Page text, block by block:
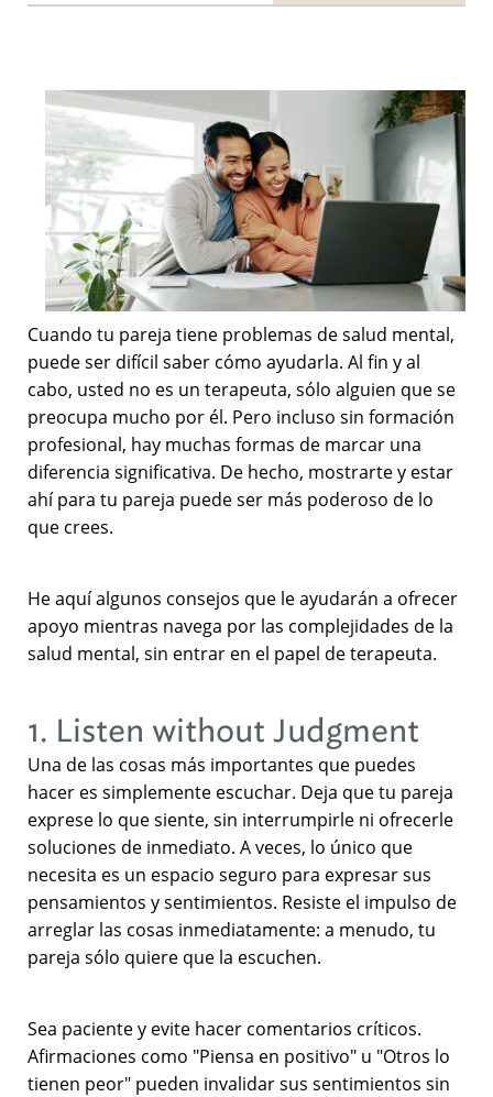
Cuando tu pareja tiene problemas de salud mental,
puede ser difícil saber cómo ayudarla. Al fin y al
cabo, usted no es un terapeuta, sólo alguien que se
preocupa mucho por él. Pero incluso sin formación
profesional, hay muchas formas de marcar una
diferencia significativa. De hecho, mostrarte y estar
ahí para tu pareja puede ser más poderoso de lo
que crees.
He aquí algunos consejos que le ayudarán a ofrecer
apoyo mientras navega por las complejidades de la
salud mental, sin entrar en el papel de terapeuta.
1. Listen without Judgment
Una de las cosas más importantes que puedes
hacer es simplemente escuchar. Deja que tu pareja
exprese lo que siente, sin interrumpirle ni ofrecerle
soluciones de inmediato. A veces, lo único que
necesita es un espacio seguro para expresar sus
pensamientos y sentimientos. Resiste el impulso de
arreglar las cosas inmediatamente: a menudo, tu
pareja sólo quiere que la escuchen.
Sea paciente y evite hacer comentarios críticos.
Afirmaciones como "Piensa en positivo" u "Otros lo
tienen peor" pueden invalidar sus sentimientos sin